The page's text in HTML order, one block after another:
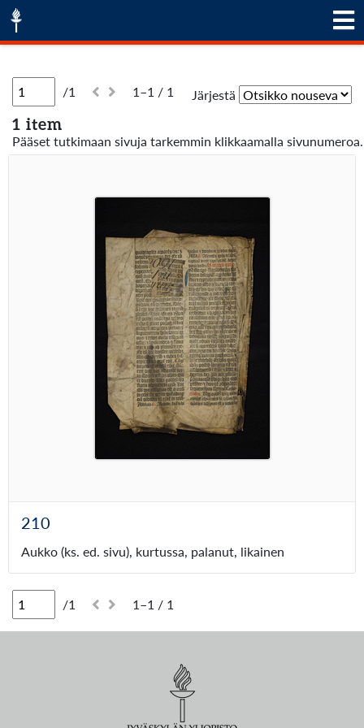
/1 1–1 / 1 Järjestä
1 item
Pääset tutkimaan sivuja tarkemmin klikkaamalla sivunumeroa.
210
Aukko (ks. ed. sivu), kurtussa, palanut, likainen
/1 1–1 / 1